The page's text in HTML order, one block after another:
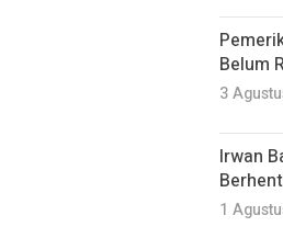
Belum
3
Irwan
1